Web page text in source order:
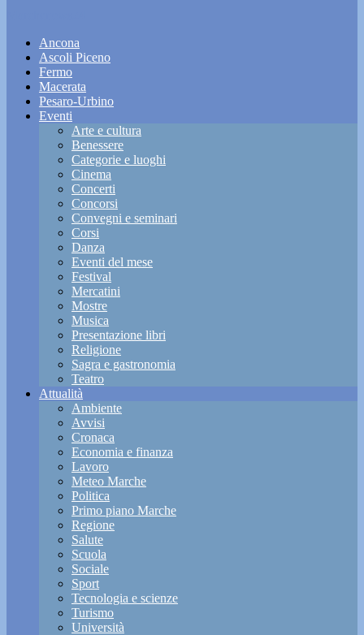
Ancona
Ascoli Piceno
Fermo
Macerata
Pesaro-Urbino
Eventi
Arte e cultura
Benessere
Categorie e luoghi
Cinema
Concerti
Concorsi
Convegni e seminari
Corsi
Danza
Eventi del mese
Festival
Mercatini
Mostre
Musica
Presentazione libri
Religione
Sagra e gastronomia
Teatro
Attualità
Ambiente
Avvisi
Cronaca
Economia e finanza
Lavoro
Meteo Marche
Politica
Primo piano Marche
Regione
Salute
Scuola
Sociale
Sport
Tecnologia e scienze
Turismo
Università